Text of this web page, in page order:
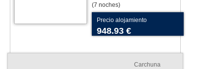
(7 noches)
Precio alojamiento
948.93 €
Carchuna